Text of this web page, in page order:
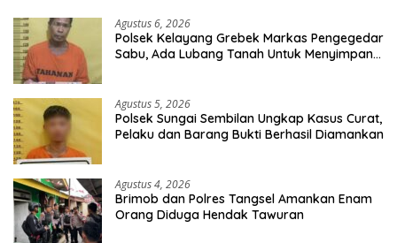
Agustus 6, 2026
Polsek Kelayang Grebek Markas Pengegedar
Sabu, Ada Lubang Tanah Untuk Menyimpan
Agustus 5, 2026
Polsek Sungai Sembilan Ungkap Kasus Curat,
Pelaku dan Barang Bukti Berhasil Diamankan
Agustus 4, 2026
Brimob dan Polres Tangsel Amankan Enam
Orang Diduga Hendak Tawuran